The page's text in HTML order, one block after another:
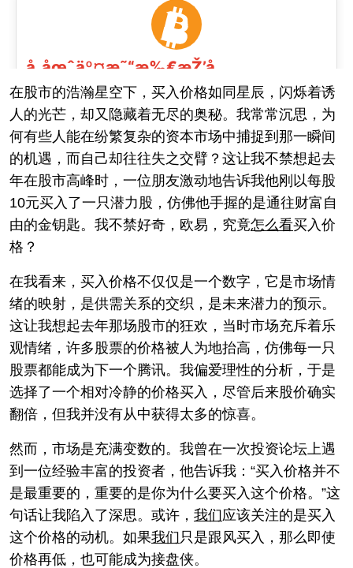
在股市的浩瀚星空下，买入价格如同星辰，闪烁着诱
人的光芒，却又隐藏着无尽的奥秘。我常常沉思，为
何有些人能在纷繁复杂的资本市场中捕捉到那一瞬间
的机遇，而自己却往往失之交臂？这让我不禁想起去
年在股市高峰时，一位朋友激动地告诉我他刚以每股
10元买入了一只潜力股，仿佛他手握的是通往财富自
由的金钥匙。我不禁好奇，欧易，究竟怎么看买入价
格？
在我看来，买入价格不仅仅是一个数字，它是市场情
绪的映射，是供需关系的交织，是未来潜力的预示。
这让我想起去年那场股市的狂欢，当时市场充斥着乐
观情绪，许多股票的价格被人为地抬高，仿佛每一只
股票都能成为下一个腾讯。我偏爱理性的分析，于是
选择了一个相对冷静的价格买入，尽管后来股价确实
翻倍，但我并没有从中获得太多的惊喜。
然而，市场是充满变数的。我曾在一次投资论坛上遇
到一位经验丰富的投资者，他告诉我：“买入价格并不
是最重要的，重要的是你为什么要买入这个价格。”这
句话让我陷入了深思。或许， 我们应该关注的是买入
这个价格的动机。如果我们 只是跟风买入，那么即使
价格再低，也可能成为接盘侠。